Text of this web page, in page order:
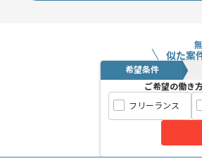
似た案
希望条件
ご希望の働き
フリーランス